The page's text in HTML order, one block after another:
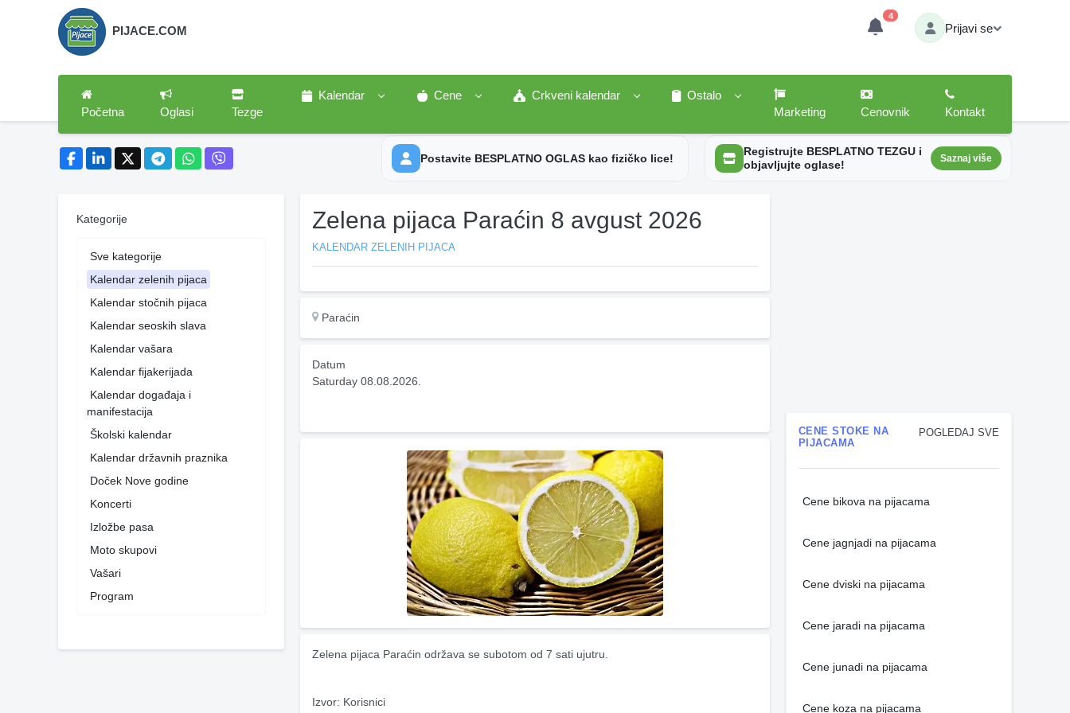
PIJACE.COM
4
Prijavi se
Početna Oglasi Tezge
Kalendar Cene Crkveni kalendar
Ostalo
Marketing
Cenovnik Kontakt
Postavite BESPLATNO OGLAS kao fizičko lice!
Registrujte BESPLATNO TEZGU i
objavljujte oglase!
Saznaj više
Kategorije
Sve kategorije
Kalendar zelenih pijaca
Kalendar stočnih pijaca
Kalendar seoskih slava
Kalendar vašara
Kalendar fijakerijada
Kalendar događaja i
manifestacija
Školski kalendar
Kalendar državnih praznika
Doček Nove godine
Koncerti
Izložbe pasa
Moto skupovi
Vašari
Program
Zelena pijaca Paraćin 8 avgust 2026
KALENDAR ZELENIH PIJACA
Paraćin
Datum
Saturday 08.08.2026.
Zelena pijaca Paraćin održava se subotom od 7 sati ujutru.
Izvor: Korisnici
POGLEDAJ SVE
CENE STOKE NA
PIJACAMA
Cene bikova na pijacama
Cene jagnjadi na pijacama
Cene dviski na pijacama
Cene jaradi na pijacama
Cene junadi na pijacama
Cene koza na pijacama